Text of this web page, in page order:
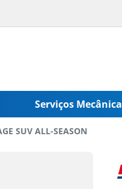
Serviços Mecânica
SUV ALL-SEASON